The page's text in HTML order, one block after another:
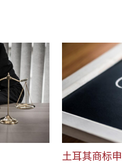
土耳其商标